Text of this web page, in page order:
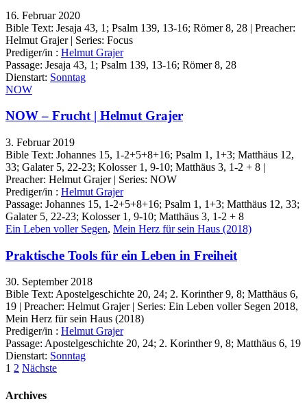
16. Februar 2020
Bible Text: Jesaja 43, 1; Psalm 139, 13-16; Römer 8, 28 | Preacher:
Helmut Grajer | Series: Focus
Prediger/in : Helmut Grajer
Passage: Jesaja 43, 1; Psalm 139, 13-16; Römer 8, 28
Dienstart: Sonntag
NOW
NOW – Frucht | Helmut Grajer
3. Februar 2019
Bible Text: Johannes 15, 1-2+5+8+16; Psalm 1, 1+3; Matthäus 12,
33; Galater 5, 22-23; Kolosser 1, 9-10; Matthäus 3, 1-2 + 8 |
Preacher: Helmut Grajer | Series: NOW
Prediger/in : Helmut Grajer
Passage: Johannes 15, 1-2+5+8+16; Psalm 1, 1+3; Matthäus 12, 33;
Galater 5, 22-23; Kolosser 1, 9-10; Matthäus 3, 1-2 + 8
Ein Leben voller Segen, Mein Herz für sein Haus (2018)
Praktische Tools für ein Leben in Freiheit
30. September 2018
Bible Text: Apostelgeschichte 20, 24; 2. Korinther 9, 8; Matthäus 6,
19 | Preacher: Helmut Grajer | Series: Ein Leben voller Segen 2018,
Mein Herz für sein Haus (2018)
Prediger/in : Helmut Grajer
Passage: Apostelgeschichte 20, 24; 2. Korinther 9, 8; Matthäus 6, 19
Dienstart: Sonntag
Paginierung
der
1 2 Nächste
Archives